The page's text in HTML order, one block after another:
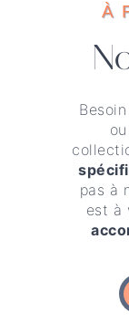
À
pas à
est à